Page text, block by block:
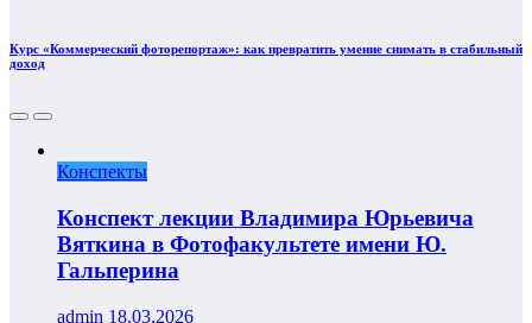
Курс «Коммерческий фоторепортаж»: как превратить умение снимать в стабильный
доход
Конспекты
Конспект лекции Владимира Юрьевича
Вяткина в Фотофакультете имени Ю.
Гальперина
admin 18.03.2026